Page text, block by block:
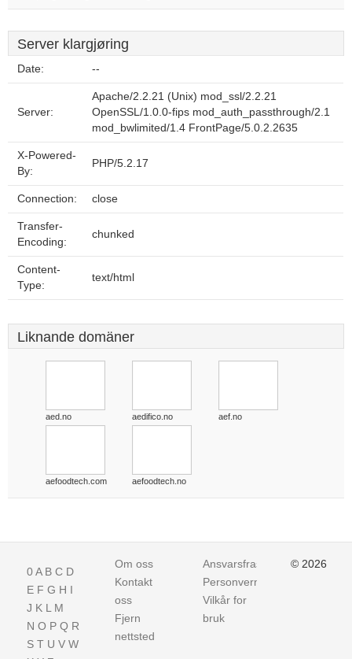
Server klargjøring
Date: --
Server:
Apache/2.2.21 (Unix) mod_ssl/2.2.21
OpenSSL/1.0.0-fips mod_auth_passthrough/2.1
mod_bwlimited/1.4 FrontPage/5.0.2.2635
X-Powered-
By:
PHP/5.2.17
Connection: close
Transfer-
Encoding:
chunked
Content-
Type:
text/html
Liknande domäner
aed.no aedifico.no aef.no
aefoodtech.com aefoodtech.no
0A B C D
E F G H I
J K L M
N O P Q R
S T U V W
Om oss
Kontakt
oss
Fjern
nettsted
Ansvarsfraskrivelse
Personvern
Vilkår for
bruk
© 2026